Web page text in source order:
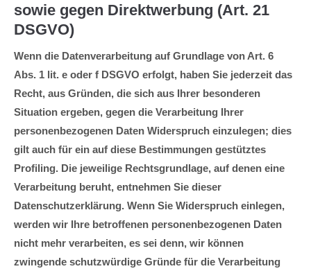
sowie gegen Direktwerbung (Art. 21
DSGVO)
Wenn die Datenverarbeitung auf Grundlage von Art. 6
Abs. 1 lit. e oder f DSGVO erfolgt, haben Sie jederzeit das
Recht, aus Gründen, die sich aus Ihrer besonderen
Situation ergeben, gegen die Verarbeitung Ihrer
personenbezogenen Daten Widerspruch einzulegen; dies
gilt auch für ein auf diese Bestimmungen gestütztes
Profiling. Die jeweilige Rechtsgrundlage, auf denen eine
Verarbeitung beruht, entnehmen Sie dieser
Datenschutzerklärung. Wenn Sie Widerspruch einlegen,
werden wir Ihre betroffenen personenbezogenen Daten
nicht mehr verarbeiten, es sei denn, wir können
zwingende schutzwürdige Gründe für die Verarbeitung